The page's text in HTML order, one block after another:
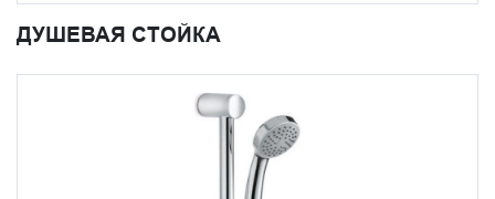
ДУШЕВАЯ СТОЙКА